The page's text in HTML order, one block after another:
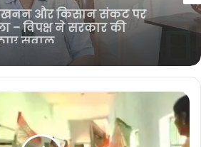
में चोरों का आतंक: बंद घरों के
सोए हुए लोगों को कमरे में
को अंजाम